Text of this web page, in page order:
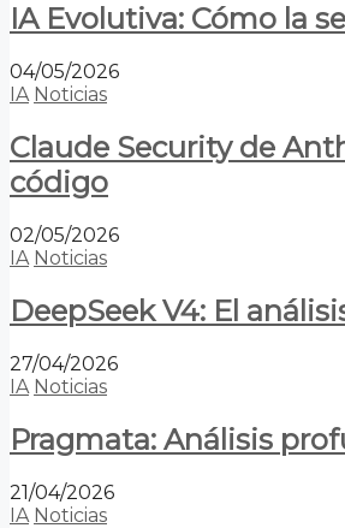
IA Evolutiva: Cómo la
04/05/2026
IA Noticias
Claude Security de
código
02/05/2026
IA Noticias
DeepSeek V4: El
27/04/2026
IA Noticias
Pragmata: Análisis
21/04/2026
IA Noticias